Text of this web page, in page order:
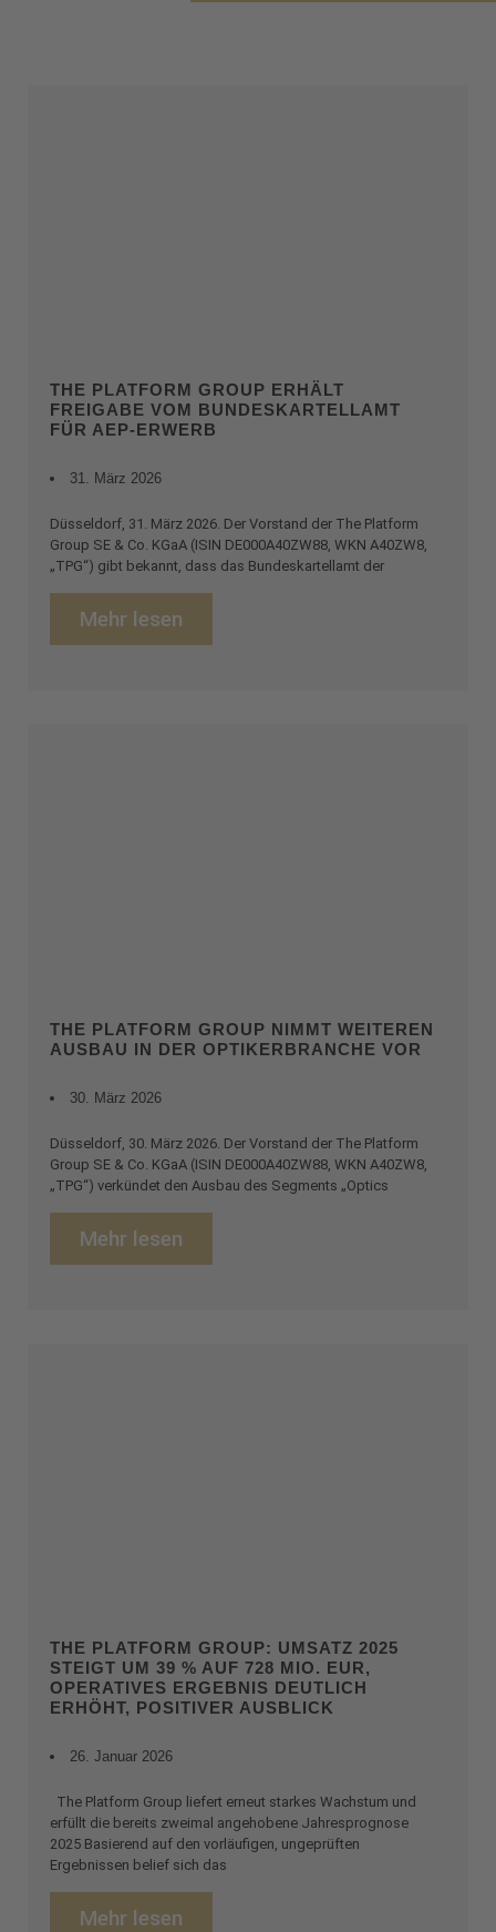
THE PLATFORM GROUP ERHÄLT
FREIGABE VOM BUNDESKARTELLAMT
FÜR AEP-ERWERB
31. März 2026
Düsseldorf, 31. März 2026. Der Vorstand der The Platform
Group SE & Co. KGaA (ISIN DE000A40ZW88, WKN A40ZW8,
„TPG“) gibt bekannt, dass das Bundeskartellamt der
Mehr lesen
THE PLATFORM GROUP NIMMT WEITEREN
AUSBAU IN DER OPTIKERBRANCHE VOR
30. März 2026
Düsseldorf, 30. März 2026. Der Vorstand der The Platform
Group SE & Co. KGaA (ISIN DE000A40ZW88, WKN A40ZW8,
„TPG“) verkündet den Ausbau des Segments „Optics
Mehr lesen
THE PLATFORM GROUP: UMSATZ 2025
STEIGT UM 39 % AUF 728 MIO. EUR,
OPERATIVES ERGEBNIS DEUTLICH
ERHÖHT, POSITIVER AUSBLICK
26. Januar 2026
The Platform Group liefert erneut starkes Wachstum und
erfüllt die bereits zweimal angehobene Jahresprognose
2025 Basierend auf den vorläufigen, ungeprüften
Ergebnissen belief sich das
Mehr lesen